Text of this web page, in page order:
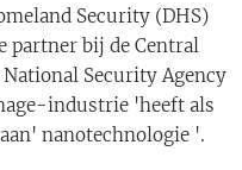
Security (DHS)
partner bij de Central
Security Agency
industrie 'heeft als
nanotechnologie '.